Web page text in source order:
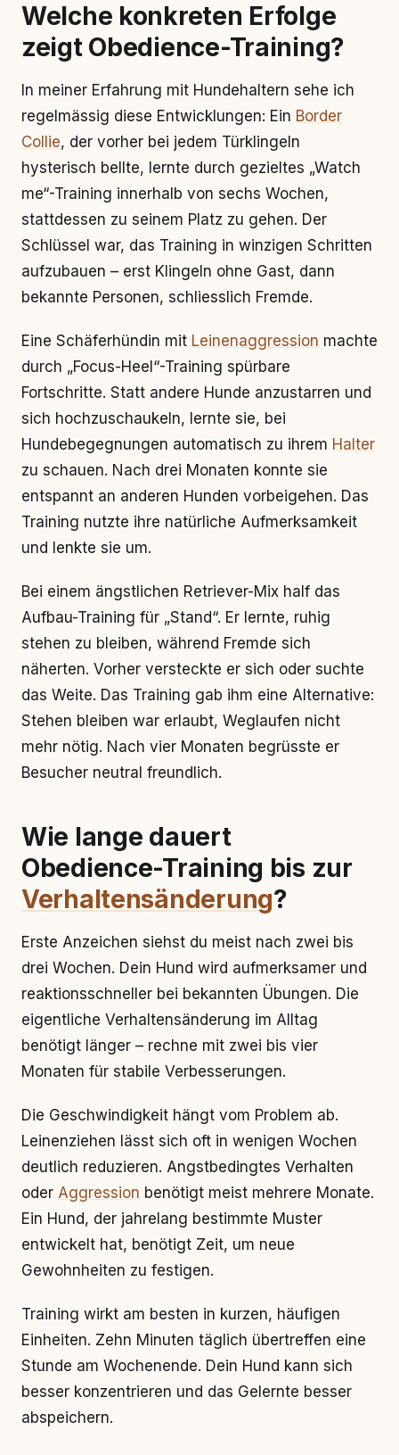
Welche konkreten Erfolge
zeigt Obedience-Training?
In meiner Erfahrung mit Hundehaltern sehe ich
regelmässig diese Entwicklungen: Ein Border
Collie, der vorher bei jedem Türklingeln
hysterisch bellte, lernte durch gezieltes „Watch
me“-Training innerhalb von sechs Wochen,
stattdessen zu seinem Platz zu gehen. Der
Schlüssel war, das Training in winzigen Schritten
aufzubauen – erst Klingeln ohne Gast, dann
bekannte Personen, schliesslich Fremde.
Eine Schäferhündin mit Leinenaggression machte
durch „Focus-Heel“-Training spürbare
Fortschritte. Statt andere Hunde anzustarren und
sich hochzuschaukeln, lernte sie, bei
Hundebegegnungen automatisch zu ihrem Halter
zu schauen. Nach drei Monaten konnte sie
entspannt an anderen Hunden vorbeigehen. Das
Training nutzte ihre natürliche Aufmerksamkeit
und lenkte sie um.
Bei einem ängstlichen Retriever-Mix half das
Aufbau-Training für „Stand“. Er lernte, ruhig
stehen zu bleiben, während Fremde sich
näherten. Vorher versteckte er sich oder suchte
das Weite. Das Training gab ihm eine Alternative:
Stehen bleiben war erlaubt, Weglaufen nicht
mehr nötig. Nach vier Monaten begrüsste er
Besucher neutral freundlich.
Wie lange dauert
Obedience-Training bis zur
Verhaltensänderung?
Erste Anzeichen siehst du meist nach zwei bis
drei Wochen. Dein Hund wird aufmerksamer und
reaktionsschneller bei bekannten Übungen. Die
eigentliche Verhaltensänderung im Alltag
benötigt länger – rechne mit zwei bis vier
Monaten für stabile Verbesserungen.
Die Geschwindigkeit hängt vom Problem ab.
Leinenziehen lässt sich oft in wenigen Wochen
deutlich reduzieren. Angstbedingtes Verhalten
oder Aggression benötigt meist mehrere Monate.
Ein Hund, der jahrelang bestimmte Muster
entwickelt hat, benötigt Zeit, um neue
Gewohnheiten zu festigen.
Training wirkt am besten in kurzen, häufigen
Einheiten. Zehn Minuten täglich übertreffen eine
Stunde am Wochenende. Dein Hund kann sich
besser konzentrieren und das Gelernte besser
abspeichern.